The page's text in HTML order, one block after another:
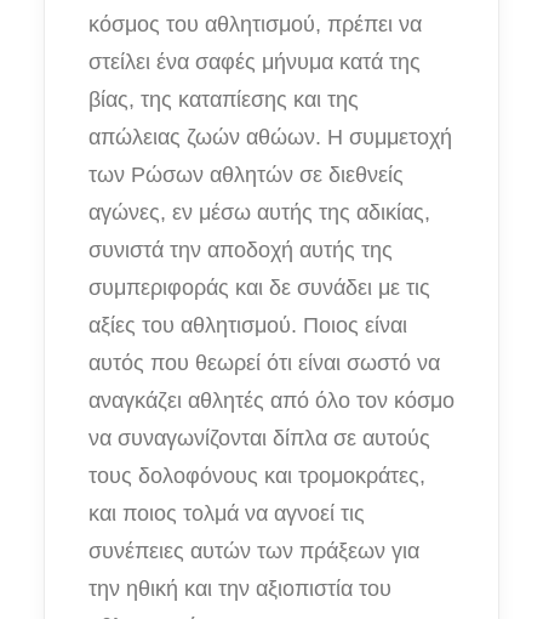
κόσμος του αθλητισμού, πρέπει να
στείλει ένα σαφές μήνυμα κατά της
βίας, της καταπίεσης και της
απώλειας ζωών αθώων. Η συμμετοχή
των Ρώσων αθλητών σε διεθνείς
αγώνες, εν μέσω αυτής της αδικίας,
συνιστά την αποδοχή αυτής της
συμπεριφοράς και δε συνάδει με τις
αξίες του αθλητισμού. Ποιος είναι
αυτός που θεωρεί ότι είναι σωστό να
αναγκάζει αθλητές από όλο τον κόσμο
να συναγωνίζονται δίπλα σε αυτούς
τους δολοφόνους και τρομοκράτες,
και ποιος τολμά να αγνοεί τις
συνέπειες αυτών των πράξεων για
την ηθική και την αξιοπιστία του